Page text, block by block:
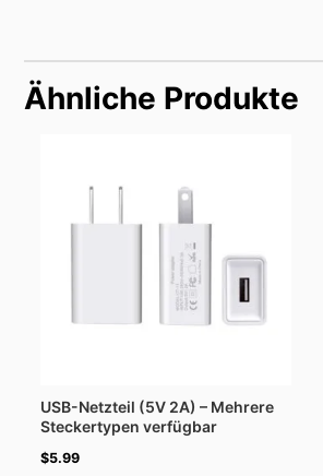
Ähnliche Produkte
USB-Netzteil (5V 2A) – Mehrere
Steckertypen verfügbar
$5.99